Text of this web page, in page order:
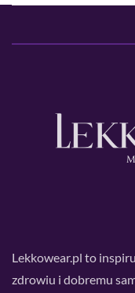
Lekkowear.pl to
zdrowiu i dobremu